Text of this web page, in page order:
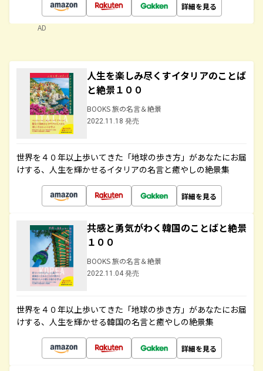
詳細を見る
AD
人生を楽しみ尽くすイタリアのことば
と絶景１００
BOOKS 旅の名言＆絶景
2022.11.18 発売
世界を４０年以上歩いてきた「地球の歩き方」があなたにお届
けする、人生を輝かせるイタリアの名言と癒やしの絶景集
詳細を見る
共感と勇気がわく韓国のことばと絶景
１００
BOOKS 旅の名言＆絶景
2022.11.04 発売
世界を４０年以上歩いてきた「地球の歩き方」があなたにお届
けする、人生を輝かせる韓国の名言と癒やしの絶景集
詳細を見る